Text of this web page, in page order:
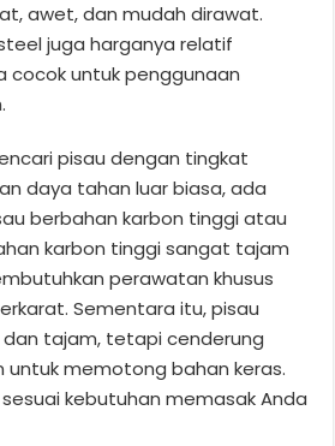
awet, dan mudah dirawat.
juga harganya relatif
cocok untuk penggunaan
pisau dengan tingkat
daya tahan luar biasa, ada
berbahan karbon tinggi atau
karbon tinggi sangat tajam
perawatan khusus
Sementara itu, pisau
dan tajam, tetapi cenderung
untuk memotong bahan keras.
kebutuhan memasak Anda